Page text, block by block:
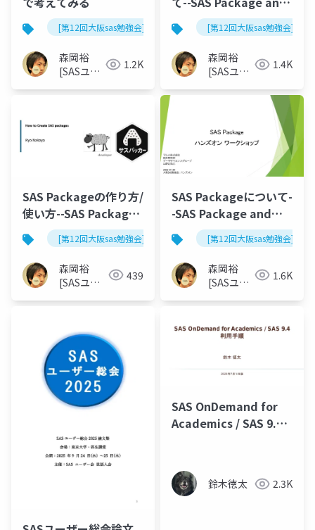
[第12回大阪sas勉強会]
森岡裕
[SASユー
1.2K
PharmaForest ハンズ
オンセミナー
[第12回大阪sas勉強会]
森岡裕
[SASユー
1.4K
SAS Packageの作り方/
使い方--SAS Package
and PharmaForest ハ
ンズオンセミナー
[第12回大阪sas勉強会]
森岡裕
[SASユー
439
SAS Packageについて-
-SAS Package and
PharmaForest ハンズ
オンセミナー
[第12回大阪sas勉強会]
森岡裕
[SASユー
1.6K
SAS OnDemand for
Academics / SAS 9.4
鈴木徳太 2.3K